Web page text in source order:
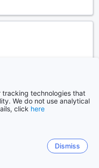
tracking technologies that
We do not use analytical
click here
Dismiss